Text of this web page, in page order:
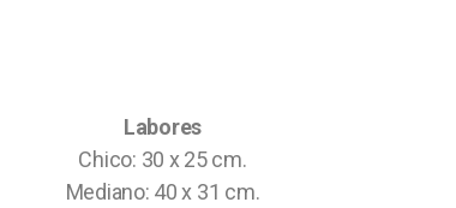
Labores
Chico: 30 x 25 cm.
Mediano: 40 x 31 cm.